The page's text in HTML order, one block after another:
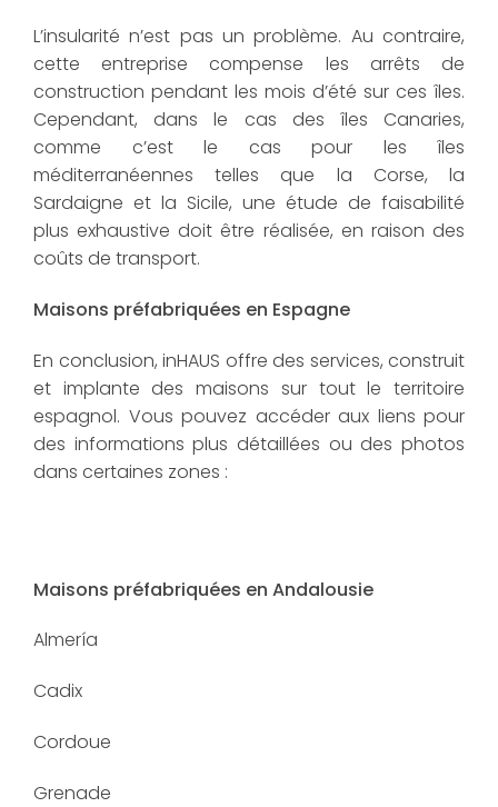
L’insularité n’est pas un problème. Au contraire,
cette entreprise compense les arrêts de
construction pendant les mois d’été sur ces îles.
Cependant, dans le cas des îles Canaries,
comme c’est le cas pour les îles
méditerranéennes telles que la Corse, la
Sardaigne et la Sicile, une étude de faisabilité
plus exhaustive doit être réalisée, en raison des
coûts de transport.
Maisons préfabriquées en Espagne
En conclusion, inHAUS offre des services, construit
et implante des maisons sur tout le territoire
espagnol. Vous pouvez accéder aux liens pour
des informations plus détaillées ou des photos
dans certaines zones :
Maisons préfabriquées en Andalousie
Almería
Cadix
Cordoue
Grenade